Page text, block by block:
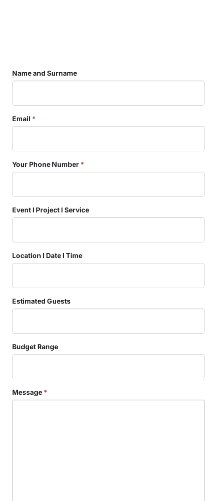
Name and Surname
Email *
Your Phone Number *
Event I Project I Service
Location I Date I Time
Estimated Guests
Budget Range
Message *